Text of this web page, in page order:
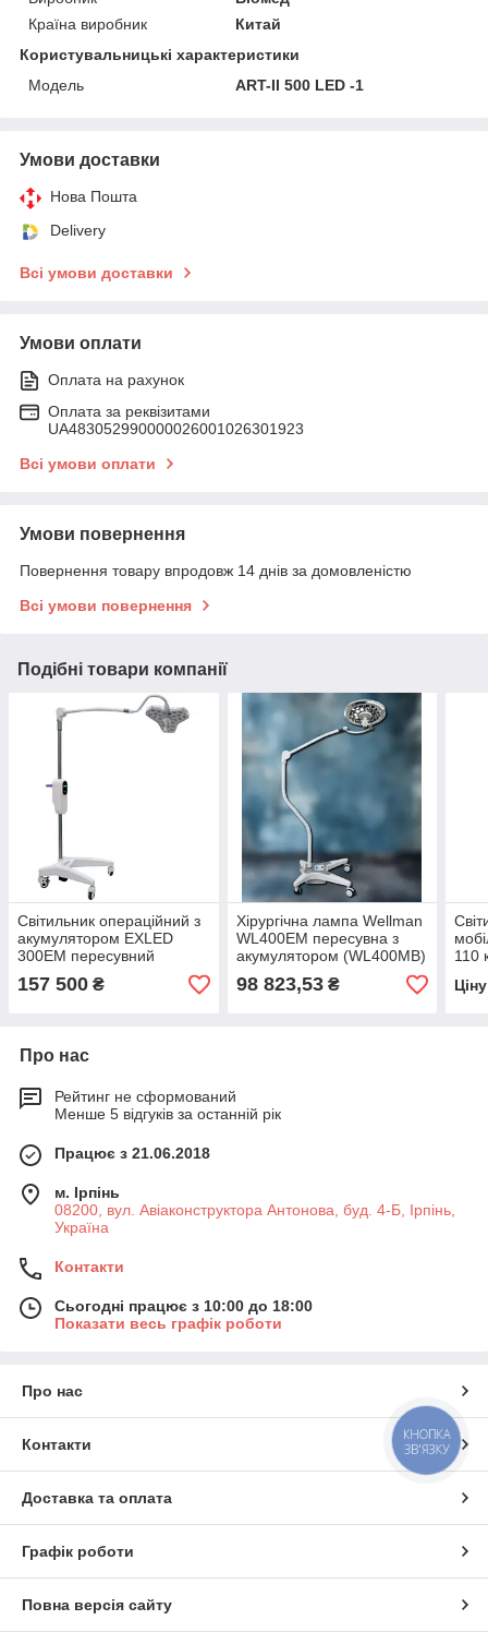
Країна виробник
Китай
Користувальницькі характеристики
Мoдель
ART-II 500 LED -1
Умови доставки
Нова Пошта
Delivery
Всі умови доставки
Умови оплати
Оплата на рахунок
Оплата за реквізитами
UA483052990000026001026301923
Всі умови оплати
Умови повернення
Повернення товару впродовж 14 днів за домовленістю
Всі умови повернення
Подібні товари компанії
Світильник операційний з
акумулятором EXLED
300ЕM пересувний
157 500 ₴
Хірургічна лампа Wellman
WL400ЕM пересувна з
акумулятором (WL400MB)
98 823,53₴
110
Про нас
Рейтинг не сформований
Менше 5 відгуків за останній рік
Працює з 21.06.2018
м. Ірпінь
08200, вул. Авіаконструктора Антонова, буд. 4-Б, Ірпінь,
Україна
Контакти
Сьогодні працює з 10:00 до 18:00
Показати весь графік роботи
Про нас
Контакти
Доставка та оплата
Графік роботи
Повна версія сайту
КНОПКА
ЗВ'ЯЗКУ